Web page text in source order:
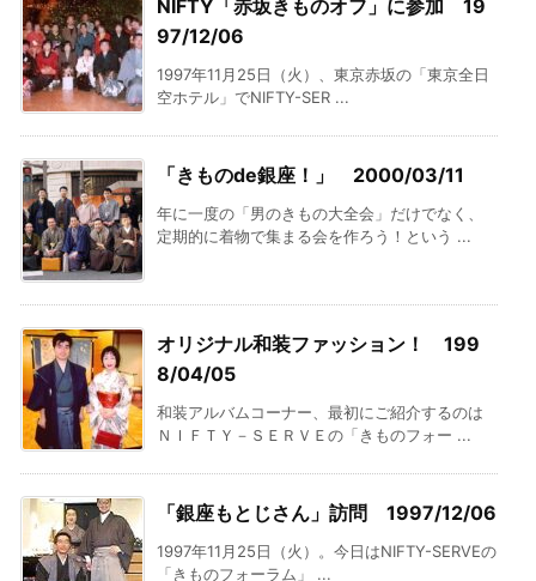
NIFTY「赤坂きものオフ」に参加 19
97/12/06
1997年11月25日（火）、東京赤坂の「東京全日
空ホテル」でNIFTY-SER ...
「きものde銀座！」 2000/03/11
年に一度の「男のきもの大全会」だけでなく、
定期的に着物で集まる会を作ろう！という ...
オリジナル和装ファッション！ 199
8/04/05
和装アルバムコーナー、最初にご紹介するのは
ＮＩＦＴＹ－ＳＥＲＶＥの「きものフォー ...
「銀座もとじさん」訪問 1997/12/06
1997年11月25日（火）。今日はNIFTY-SERVEの
「きものフォーラム」 ...